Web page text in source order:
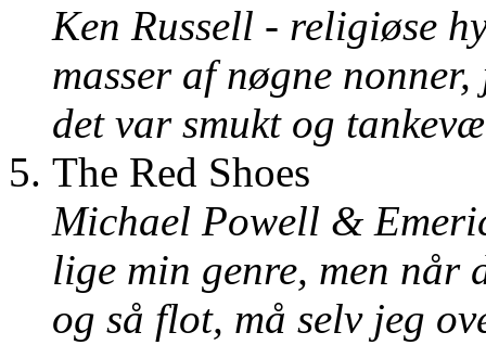
Ken Russell - religiøse
masser af nøgne
det var smukt og
The Red Shoes
Michael Powell &
lige min genre, men når
og så flot, må selv jeg